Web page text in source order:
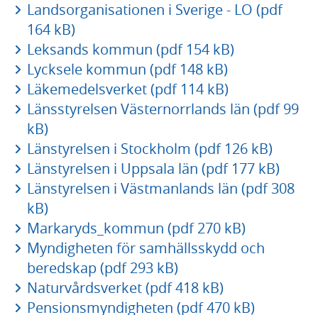
Landsorganisationen i Sverige - LO (pdf
164 kB)
Leksands kommun (pdf 154 kB)
Lycksele kommun (pdf 148 kB)
Läkemedelsverket (pdf 114 kB)
Länsstyrelsen Västernorrlands län (pdf 99
kB)
Länstyrelsen i Stockholm (pdf 126 kB)
Länstyrelsen i Uppsala län (pdf 177 kB)
Länstyrelsen i Västmanlands län (pdf 308
kB)
Markaryds_kommun (pdf 270 kB)
Myndigheten för samhällsskydd och
beredskap (pdf 293 kB)
Naturvårdsverket (pdf 418 kB)
Pensionsmyndigheten (pdf 470 kB)